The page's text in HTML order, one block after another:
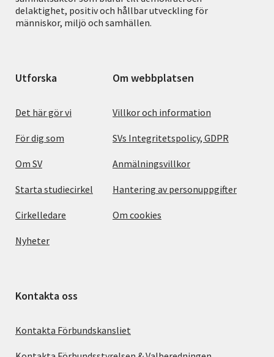
delaktighet, positiv och hållbar utveckling för
människor, miljö och samhällen.
Utforska
Det här gör vi
För dig som
Om SV
Starta studiecirkel
Cirkelledare
Nyheter
Om webbplatsen
Villkor och information
SVs Integritetspolicy, GDPR
Anmälningsvillkor
Hantering av personuppgifter
Om cookies
Kontakta oss
Kontakta Förbundskansliet